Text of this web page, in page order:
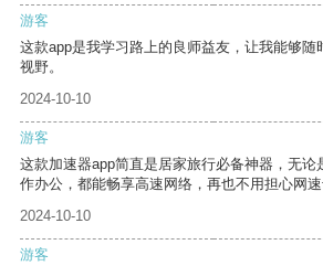
游客
这款app是我学习路上的良师益友，让我能够随
视野。
2024-10-10
游客
这款加速器app简直是居家旅行必备神器，无论
作办公，都能畅享高速网络，再也不用担心网速
2024-10-10
游客